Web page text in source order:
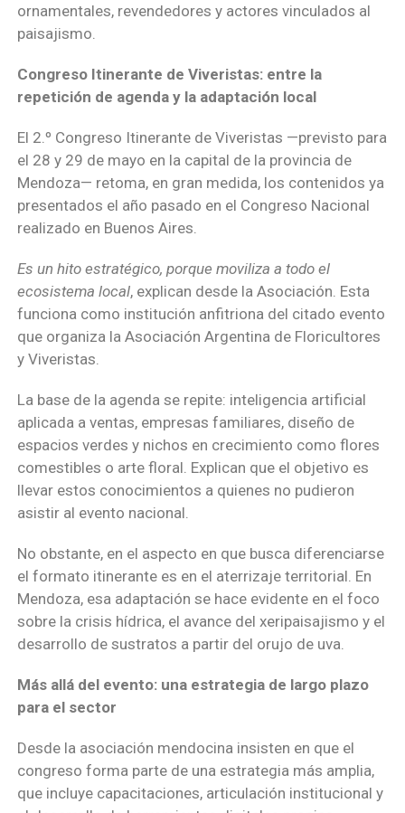
ornamentales, revendedores y actores vinculados al
paisajismo.
Congreso Itinerante de Viveristas: entre la
repetición de agenda y la adaptación local
El 2.º Congreso Itinerante de Viveristas —previsto para
el 28 y 29 de mayo en la capital de la provincia de
Mendoza— retoma, en gran medida, los contenidos ya
presentados el año pasado en el Congreso Nacional
realizado en Buenos Aires.
Es un hito estratégico, porque moviliza a todo el
ecosistema local, explican desde la Asociación. Esta
funciona como institución anfitriona del citado evento
que organiza la Asociación Argentina de Floricultores
y Viveristas.
La base de la agenda se repite: inteligencia artificial
aplicada a ventas, empresas familiares, diseño de
espacios verdes y nichos en crecimiento como flores
comestibles o arte floral. Explican que el objetivo es
llevar estos conocimientos a quienes no pudieron
asistir al evento nacional.
No obstante, en el aspecto en que busca diferenciarse
el formato itinerante es en el aterrizaje territorial. En
Mendoza, esa adaptación se hace evidente en el foco
sobre la crisis hídrica, el avance del xeripaisajismo y el
desarrollo de sustratos a partir del orujo de uva.
Más allá del evento: una estrategia de largo plazo
para el sector
Desde la asociación mendocina insisten en que el
congreso forma parte de una estrategia más amplia,
que incluye capacitaciones, articulación institucional y